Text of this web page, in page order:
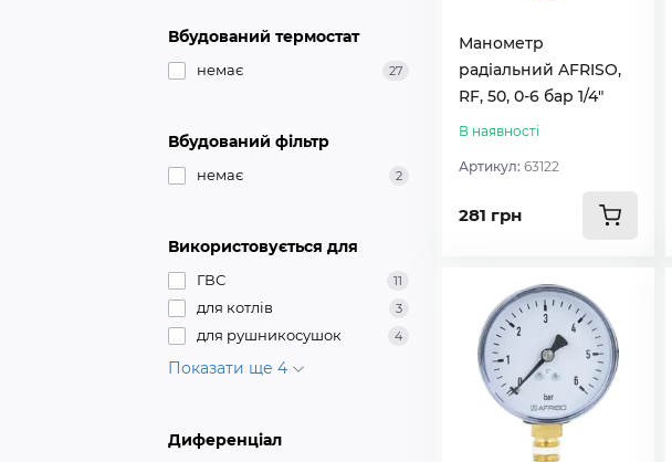
Вбудований термостат
немає 27
Вбудований фільтр
немає 2
Використовується для
ГВС 11
для котлів 3
для рушникосушок 4
Показати ще 4
Диференціал
Манометр
радіальний AFRISO,
RF, 50, 0-6 бар 1/4"
В наявності
Артикул: 63122
281 грн